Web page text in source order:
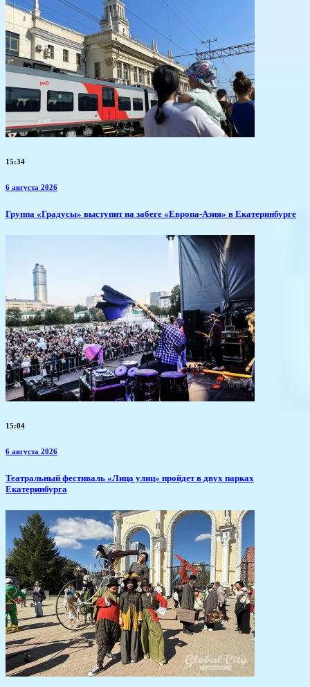
15:34
6 августа 2026
​Группа «Градусы» выступит на забеге «Европа-Азия» в Екатеринбурге
15:04
6 августа 2026
​Театральный фестиваль «Лица улиц» пройдет в двух парках
Екатеринбурга